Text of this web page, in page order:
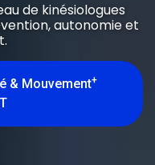
de kinésiologues
autonomie et
& Mouvement+